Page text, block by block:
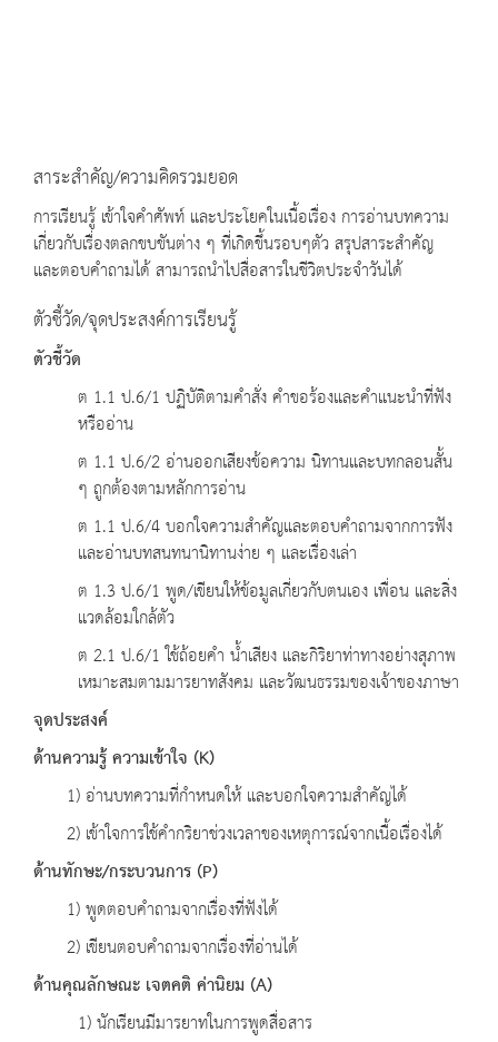
สาระสำคัญ/ความคิดรวมยอด
การเรียนรู้ เข้าใจคำศัพท์ และประโยคในเนื้อเรื่อง การอ่านบทความ
เกี่ยวกับเรื่องตลกขบขันต่าง ๆ ที่เกิดขึ้นรอบๆตัว สรุปสาระสำคัญ
และตอบคำถามได้ สามารถนำไปสื่อสารในชีวิตประจำวันได้
ตัวชี้วัด/จุดประสงค์การเรียนรู้
ตัวชี้วัด
ต 1.1 ป.6/1 ปฏิบัติตามคำสั่ง คำขอร้องและคำแนะนำที่ฟัง
หรืออ่าน
ต 1.1 ป.6/2 อ่านออกเสียงข้อความ นิทานและบทกลอนสั้น
ๆ ถูกต้องตามหลักการอ่าน
ต 1.1 ป.6/4 บอกใจความสำคัญและตอบคำถามจากการฟัง
และอ่านบทสนทนานิทานง่าย ๆ และเรื่องเล่า
ต 1.3 ป.6/1 พูด/เขียนให้ข้อมูลเกี่ยวกับตนเอง เพื่อน และสิ่ง
แวดล้อมใกล้ตัว
ต 2.1 ป.6/1 ใช้ถ้อยคำ น้ำเสียง และกิริยาท่าทางอย่างสุภาพ
เหมาะสมตามมารยาทสังคม และวัฒนธรรมของเจ้าของภาษา
จุดประสงค์
ด้านความรู้ ความเข้าใจ (K)
1) อ่านบทความที่กำหนดให้ และบอกใจความสำคัญได้
2) เข้าใจการใช้คำกริยาช่วงเวลาของเหตุการณ์จากเนื้อเรื่องได้
ด้านทักษะ/กระบวนการ (P)
1) พูดตอบคำถามจากเรื่องที่ฟังได้
2) เขียนตอบคำถามจากเรื่องที่อ่านได้
ด้านคุณลักษณะ เจตคติ ค่านิยม (A)
1) นักเรียนมีมารยาทในการพูดสื่อสาร